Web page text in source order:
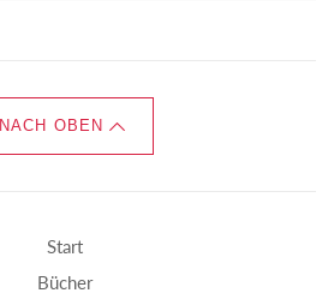
NACH OBEN
Start
Bücher